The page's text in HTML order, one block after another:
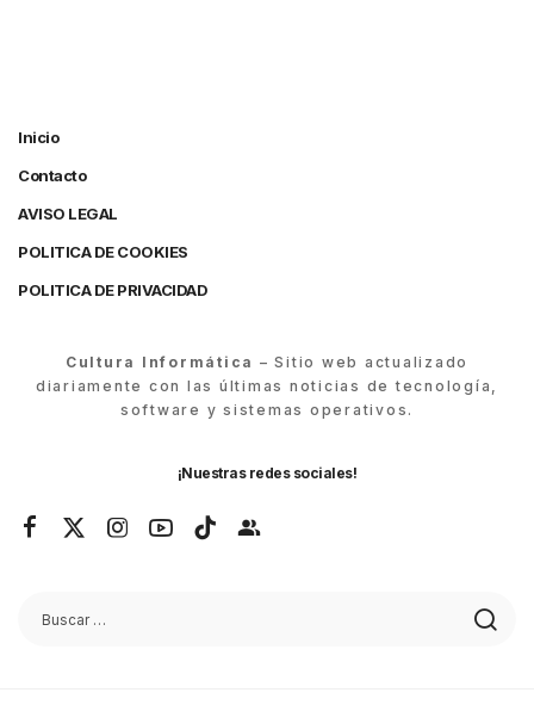
Inicio
Contacto
AVISO LEGAL
POLITICA DE COOKIES
POLITICA DE PRIVACIDAD
Cultura Informática – Sitio web actualizado
diariamente con las últimas noticias de tecnología,
software y sistemas operativos.
¡Nuestras redes sociales!